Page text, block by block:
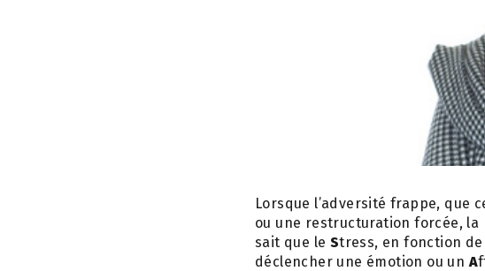
Lorsque l’adversité frappe, que
ou une restructuration forcée, la
sait que le Stress, en fonction de
déclencher une émotion ou unA